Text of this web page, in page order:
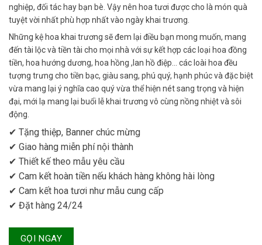
nghiệp, đối tác hay bạn bè. Vậy nên hoa tươi được cho là món quà
tuyệt vời nhất phù hợp nhất vào ngày khai trương.
Những kệ hoa khai trương sẽ đem lại điều bạn mong muốn, mang
đến tài lộc và tiền tài cho mọi nhà với sự kết hợp các loại hoa đồng
tiền, hoa hướng dương, hoa hồng ,lan hồ điệp… các loài hoa đều
tượng trưng cho tiền bạc, giàu sang, phú quý, hạnh phúc và đặc biệt
vừa mang lại ý nghĩa cao quý vừa thể hiện nét sang trọng và hiện
đại, mới lạ mang lại buổi lễ khai trương vô cùng nồng nhiệt và sôi
động.
✔ Tặng thiệp, Banner chúc mừng
✔ Giao hàng miễn phí nội thành
✔ Thiết kế theo mẫu yêu cầu
✔ Cam kết hoàn tiền nếu khách hàng không hài lòng
✔ Cam kết hoa tươi như mẫu cung cấp
✔ Đặt hàng 24/24
GỌI NGAY